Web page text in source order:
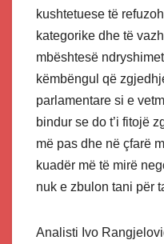
kushtetuese të
kategorike dhe të
mbështesë
këmbëngul që
parlamentare si e
bindur se do t’i fitojë
më pas dhe në çfarë
kuadër më të mirë
nuk e zbulon tani për
Analisti Ivo